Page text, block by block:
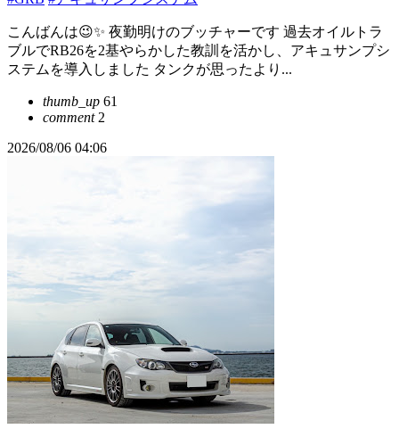
こんばんは😉✨ 夜勤明けのブッチャーです 過去オイルトラ
ブルでRB26を2基やらかした教訓を活かし、アキュサンプシ
ステムを導入しました タンクが思ったより...
thumb_up 61
comment2
2026/08/06 04:06